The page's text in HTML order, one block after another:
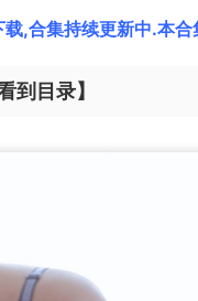
,合集持续更新中.本合
到目录】